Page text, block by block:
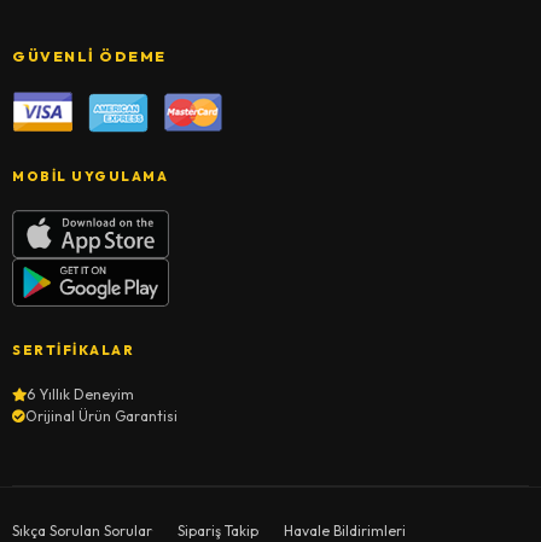
GÜVENLI ÖDEME
MOBIL UYGULAMA
SERTIFIKALAR
6 Yıllık Deneyim
Orijinal Ürün Garantisi
Sıkça Sorulan Sorular Sipariş Takip Havale Bildirimleri